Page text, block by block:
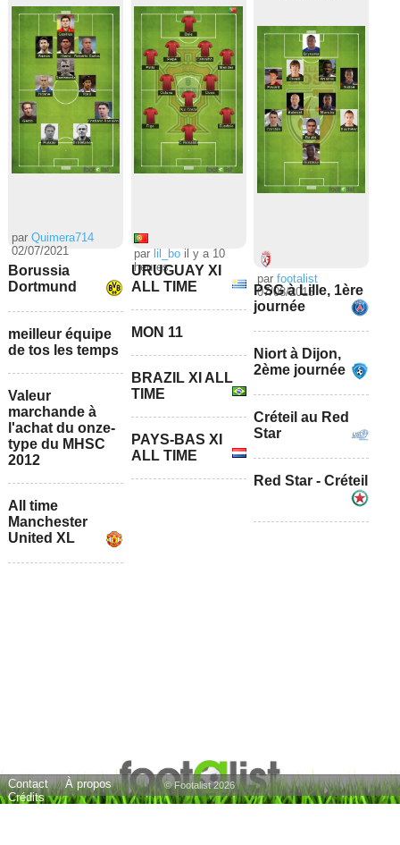
par Quimera714
02/07/2021
Borussia
Dortmund
meilleur équipe
de tos les temps
Valeur
marchande à
l'achat du onze-
type du MHSC
2012
All time
Manchester
United XL
par lil_bo il y a 10
heures
URUGUAY XI
ALL TIME
MON 11
BRAZIL XI ALL
TIME
PAYS-BAS XI
ALL TIME
parfootalist
07/08/2015
PSG à Lille, 1ère
journée
Niort à Dijon,
2ème journée
Créteil au Red
Star
Red Star - Créteil
Contact
À propos
Crédits
© Footalist 2026